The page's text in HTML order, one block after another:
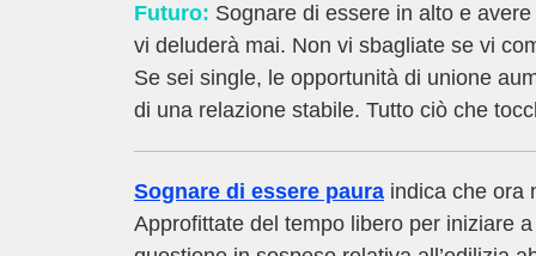
Futuro: Sognare di essere in alto e
vi deluderà mai. Non vi sbagliate se vi
Se sei single, le opportunità di unione
di una relazione stabile. Tutto ciò che
Sognare di essere paura indica che ora
Approfittate del tempo libero per iniziare